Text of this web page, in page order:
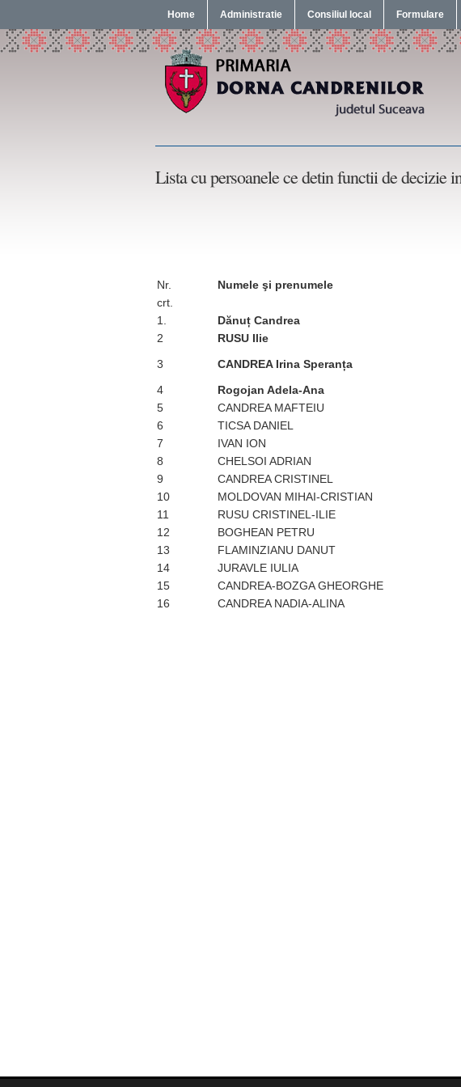
Home Administratie Consiliul local Formulare
Lista cu persoanele ce detin functii de decizie
Nr. Numele şi prenumele
crt.
1.
Dănuț Candrea
2
RUSU Ilie
3
CANDREA Irina Speranța
4
Rogojan Adela-Ana
5
CANDREA MAFTEIU
6
TICSA DANIEL
7
IVAN ION
8
CHELSOI ADRIAN
9
CANDREA CRISTINEL
10
MOLDOVAN MIHAI-CRISTIAN
11
RUSU CRISTINEL-ILIE
12
BOGHEAN PETRU
13
FLAMINZIANU DANUT
14
JURAVLE IULIA
15
CANDREA-BOZGA GHEORGHE
16
CANDREA NADIA-ALINA